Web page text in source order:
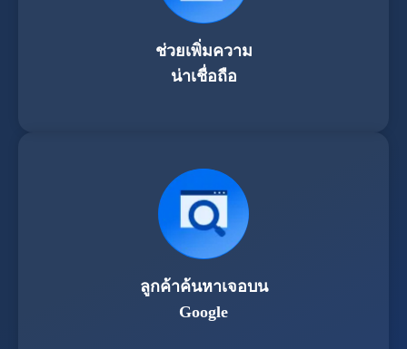
ช่วยเพิ่มความ
น่าเชื่อถือ
ลูกค้าค้นหาเจอบน
Google